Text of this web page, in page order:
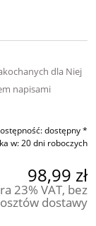
dla Niej
napisami
dostępny *
w:20 dni roboczych
98,99 zł
23% VAT, bez
dostawy